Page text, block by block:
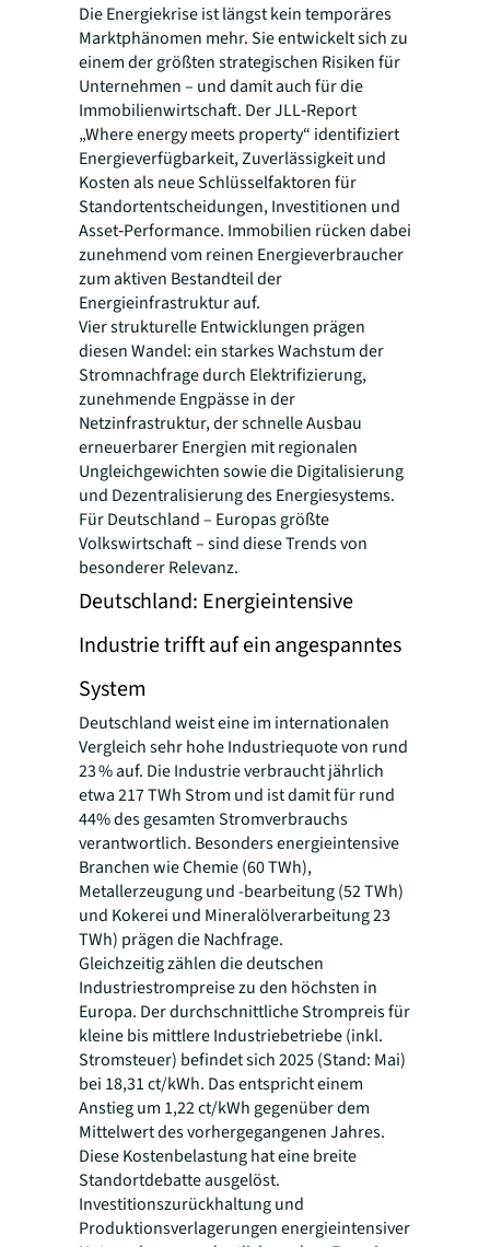
Die Energiekrise ist längst kein temporäres
Marktphänomen mehr. Sie entwickelt sich zu
einem der größten strategischen Risiken für
Unternehmen – und damit auch für die
Immobilienwirtschaft. Der JLL‑Report
„Where energy meets property“ identifiziert
Energieverfügbarkeit, Zuverlässigkeit und
Kosten als neue Schlüsselfaktoren für
Standortentscheidungen, Investitionen und
Asset‑Performance. Immobilien rücken dabei
zunehmend vom reinen Energieverbraucher
zum aktiven Bestandteil der
Energieinfrastruktur auf.
Vier strukturelle Entwicklungen prägen
diesen Wandel: ein starkes Wachstum der
Stromnachfrage durch Elektrifizierung,
zunehmende Engpässe in der
Netzinfrastruktur, der schnelle Ausbau
erneuerbarer Energien mit regionalen
Ungleichgewichten sowie die Digitalisierung
und Dezentralisierung des Energiesystems.
Für Deutschland – Europas größte
Volkswirtschaft – sind diese Trends von
besonderer Relevanz.
Deutschland: Energieintensive
Industrie trifft auf ein angespanntes
System
Deutschland weist eine im internationalen
Vergleich sehr hohe Industriequote von rund
23 % auf. Die Industrie verbraucht jährlich
etwa 217 TWh Strom und ist damit für rund
44% des gesamten Stromverbrauchs
verantwortlich. Besonders energieintensive
Branchen wie Chemie (60 TWh),
Metallerzeugung und -bearbeitung (52 TWh)
und Kokerei und Mineralölverarbeitung 23
TWh) prägen die Nachfrage.
Gleichzeitig zählen die deutschen
Industriestrompreise zu den höchsten in
Europa. Der durchschnittliche Strompreis für
kleine bis mittlere Industriebetriebe (inkl.
Stromsteuer) befindet sich 2025 (Stand: Mai)
bei 18,31 ct/kWh. Das entspricht einem
Anstieg um 1,22 ct/kWh gegenüber dem
Mittelwert des vorhergegangenen Jahres.
Diese Kostenbelastung hat eine breite
Standortdebatte ausgelöst.
Investitionszurückhaltung und
Produktionsverlagerungen energieintensiver